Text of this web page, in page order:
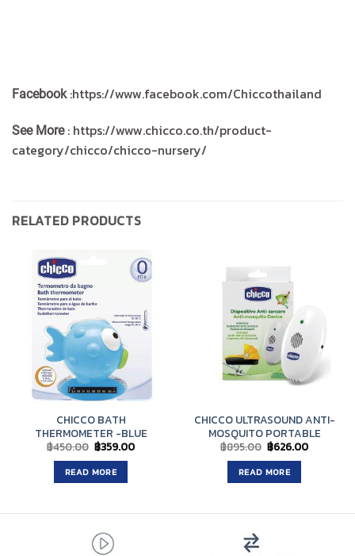
Facebook:https://www.facebook.com/Chiccothailand
See More: https://www.chicco.co.th/product-
category/chicco/chicco-nursery/
RELATED PRODUCTS
CHICCO BATH
THERMOMETER -BLUE
฿450.00 Original
price
was:
฿450.00.
฿359.00Current
READ MORE
CHICCO ULTRASOUND ANTI-
MOSQUITO PORTABLE
฿895.00 Original
price
was:
฿895.00.
฿626.00Current
READ MORE